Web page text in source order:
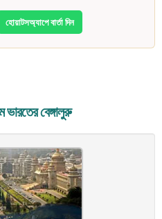
হোয়াটসঅ্যাপে বার্তা দিন
বেঙ্গালুরু